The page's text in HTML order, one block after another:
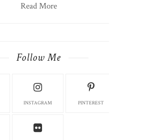
Read More
Follow Me
INSTAGRAM PINTEREST